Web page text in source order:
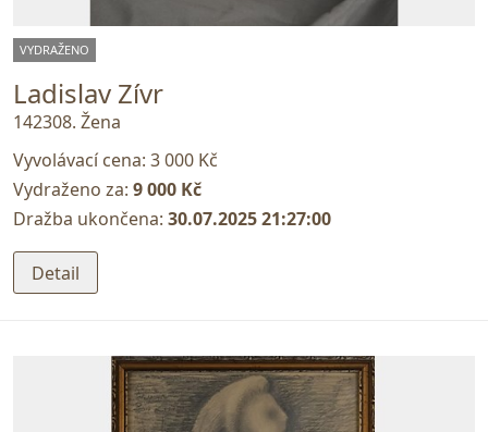
VYDRAŽENO
Ladislav Zívr
142308. Žena
Vyvolávací cena: 3 000 Kč
Vydraženo za: 9 000 Kč
Dražba ukončena: 30.07.2025 21:27:00
Detail